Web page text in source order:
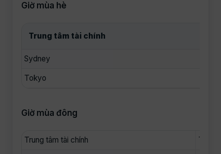
Giờ mùa hè
Trung tâm tài chính
Sydney
Tokyo
Giờ mùa đông
Trung tâm tài chính Thời